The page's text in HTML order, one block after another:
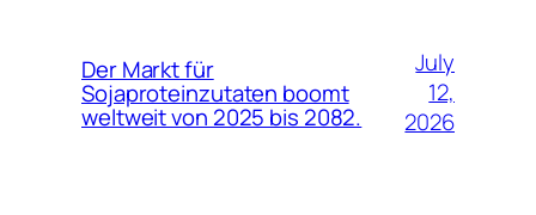
Der Markt für
Sojaproteinzutaten boomt
weltweit von 2025 bis 2082.
July
12,
2026